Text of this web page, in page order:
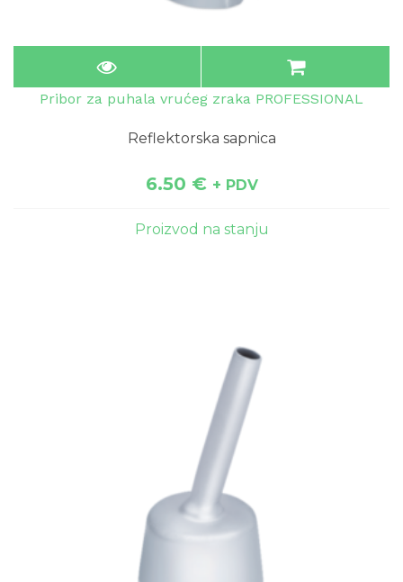
Pribor za puhala vrućeg zraka PROFESSIONAL
Reflektorska sapnica
6.50 € + PDV
Proizvod na stanju